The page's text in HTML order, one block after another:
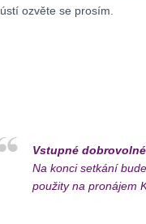
ústí ozvěte se prosím.
Vstupné dobrovolné
Na konci setkání
použity na pronájem